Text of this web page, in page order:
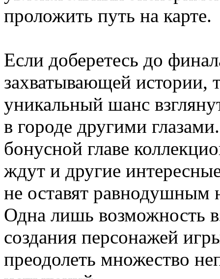
проложить путь на карте.
Если доберетесь до
захватывающей истории,
уникальный шанс
в городе другими
бонусной главе
ждут и другие
не оставят равнодушным
Одна лишь возможность
создания персонажей
преодолеть множество